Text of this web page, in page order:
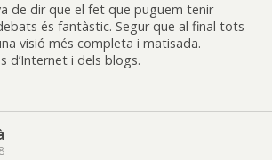
de dir que el fet que puguem tenir
és fantàstic. Segur que al final tots
visió més completa i matisada.
d’Internet i dels blogs.